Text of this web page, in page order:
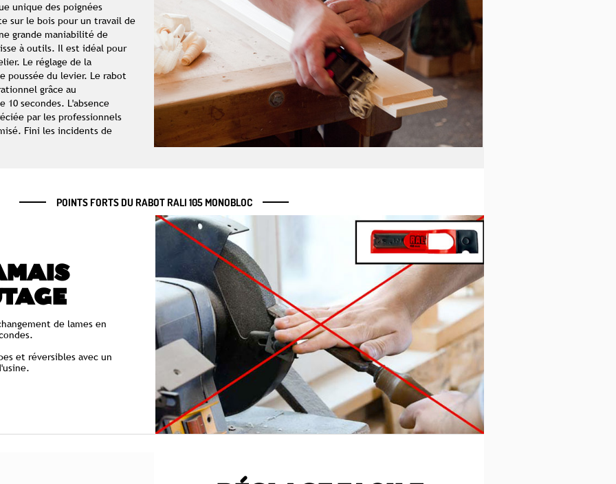
unique des poignées
sur le bois pour un travail de
grande maniabilité de
à outils. Il est idéal pour
Le réglage de la
poussée du levier. Le rabot
grâce au
10 secondes. L'absence
par les professionnels
Fini les incidents de
POINTS FORTS DU RABOT RALI 105 MONOBLOC
de lames en
et réversibles avec un